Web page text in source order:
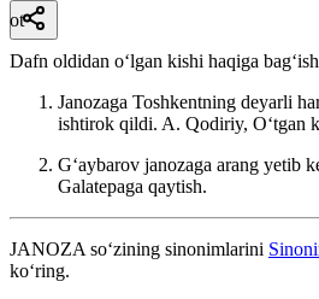
ot
Dafn oldidan oʻlgan kishi haqiga
Janozaga Toshkentning deyarli
ishtirok qildi. A. Qodiriy, Oʻtgan
Gʻaybarov janozaga arang yetib
Galatepaga qaytish.
JANOZA so‘zining sinonimlarini
ko‘ring.